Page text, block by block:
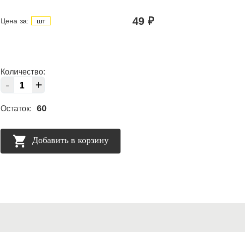
Цена за: шт 49 ₽
Количество:
- +
Остаток: 60
Добавить в корзину